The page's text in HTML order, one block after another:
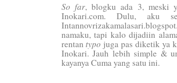
So far, blogku ada 3, meski
Inokari.com. Dulu, aku
namaku, tapi kalo dijadiin
rentantypo juga pas diketik ya
Inokari. Jauh lebih simple &
kayanya Cuma yang satu ini.